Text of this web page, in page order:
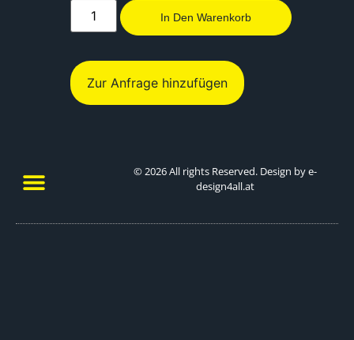
In Den Warenkorb
Zur Anfrage hinzufügen
© 2026 All rights Reserved. Design by e-
design4all.at